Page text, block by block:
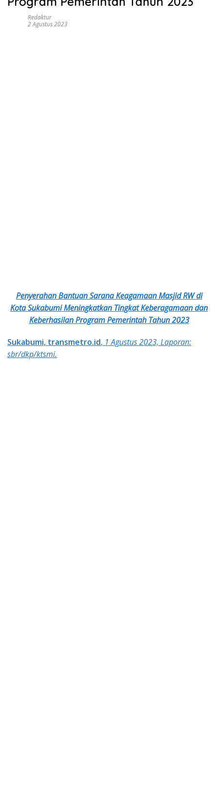
Redaktur
2 Agustus 2023
Penyerahan Bantuan Sarana Keagamaan Masjid RW di
Kota Sukabumi Meningkatkan Tingkat Keberagamaan dan
Keberhasilan Program Pemerintah Tahun 2023
Sukabumi, transmetro.id, 1 Agustus 2023, Laporan:
sbr/dkp/ktsmi.